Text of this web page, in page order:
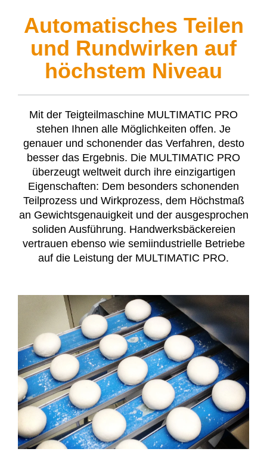
Automatisches Teilen
und Rundwirken auf
höchstem Niveau
Mit der Teigteilmaschine MULTIMATIC PRO
stehen Ihnen alle Möglichkeiten offen. Je
genauer und schonender das Verfahren, desto
besser das Ergebnis. Die MULTIMATIC PRO
überzeugt weltweit durch ihre einzigartigen
Eigenschaften: Dem besonders schonenden
Teilprozess und Wirkprozess, dem Höchstmaß
an Gewichtsgenauigkeit und der ausgesprochen
soliden Ausführung. Handwerksbäckereien
vertrauen ebenso wie semiin­dustrielle Betriebe
auf die Leistung der MULTIMATIC PRO.